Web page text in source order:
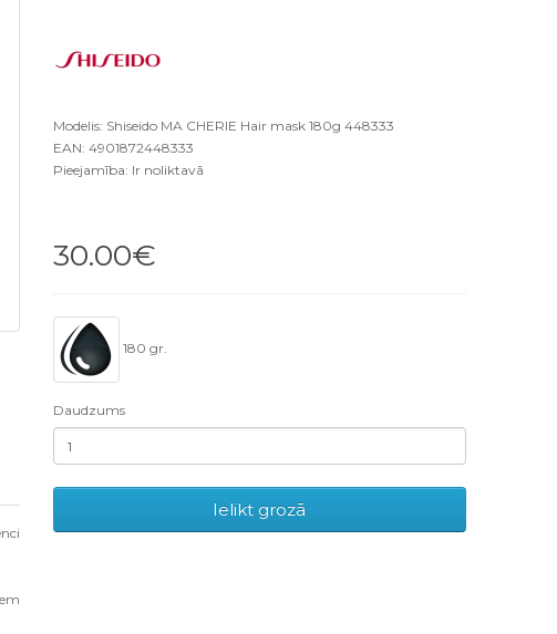
Modelis: Shiseido MA CHERIE Hair mask 180g 448333
EAN: 4901872448333
Pieejamība: Ir noliktavā
30.00€
180 gr.
Daudzums
Ielikt grozā